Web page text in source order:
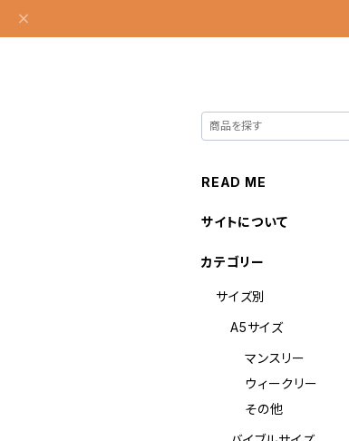
READ ME
サイトについて
カテゴリー
サイズ別
A5サイズ
マンスリー
ウィークリー
その他